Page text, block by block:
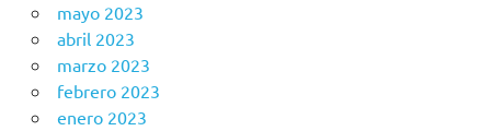
mayo 2023
abril 2023
marzo 2023
febrero 2023
enero 2023